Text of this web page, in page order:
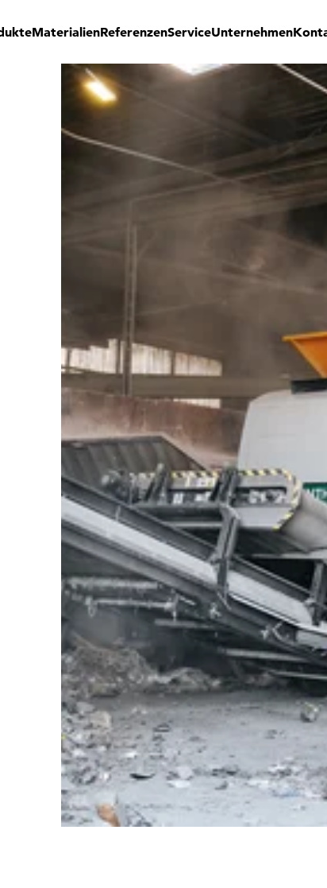
MaterialienReferenzenServiceUnternehmen